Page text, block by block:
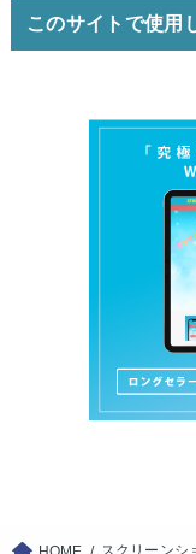
このサイトで使用
HOME スクリーン